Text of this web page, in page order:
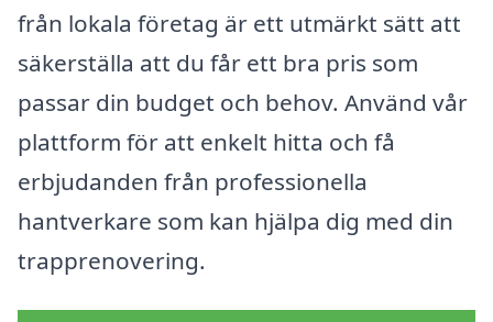
från lokala företag är ett utmärkt sätt att
säkerställa att du får ett bra pris som
passar din budget och behov. Använd vår
plattform för att enkelt hitta och få
erbjudanden från professionella
hantverkare som kan hjälpa dig med din
trapprenovering.